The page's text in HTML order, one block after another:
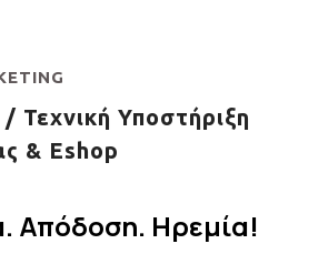
Τεχνική Υποστήριξη
& Eshop
Απόδοση. Ηρεμία!